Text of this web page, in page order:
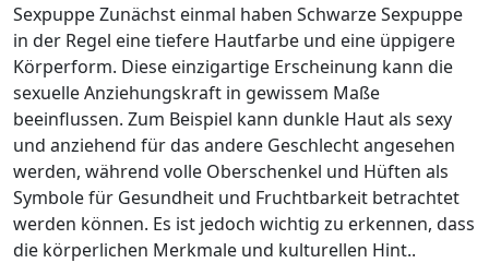
Sexpuppe Zunächst einmal haben Schwarze Sexpuppe
in der Regel eine tiefere Hautfarbe und eine üppigere
Körperform. Diese einzigartige Erscheinung kann die
sexuelle Anziehungskraft in gewissem Maße
beeinflussen. Zum Beispiel kann dunkle Haut als sexy
und anziehend für das andere Geschlecht angesehen
werden, während volle Oberschenkel und Hüften als
Symbole für Gesundheit und Fruchtbarkeit betrachtet
werden können. Es ist jedoch wichtig zu erkennen, dass
die körperlichen Merkmale und kulturellen Hint..